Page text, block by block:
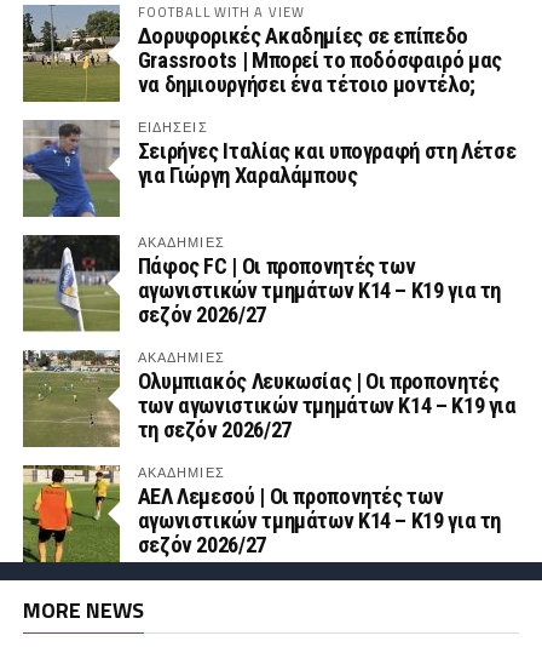
FOOTBALL WITH A VIEW
Δορυφορικές Ακαδημίες σε επίπεδο
Grassroots | Μπορεί το ποδόσφαιρό μας
να δημιουργήσει ένα τέτοιο μοντέλο;
ΕΙΔΗΣΕΙΣ
Σειρήνες Ιταλίας και υπογραφή στη Λέτσε
για Γιώργη Χαραλάμπους
ΑΚΑΔΗΜΙΕΣ
Πάφος FC | Οι προπονητές των
αγωνιστικών τμημάτων Κ14 – Κ19 για τη
σεζόν 2026/27
ΑΚΑΔΗΜΙΕΣ
Ολυμπιακός Λευκωσίας | Οι προπονητές
των αγωνιστικών τμημάτων Κ14 – Κ19 για
τη σεζόν 2026/27
ΑΚΑΔΗΜΙΕΣ
ΑΕΛ Λεμεσού | Οι προπονητές των
αγωνιστικών τμημάτων Κ14 – Κ19 για τη
σεζόν 2026/27
MORE NEWS